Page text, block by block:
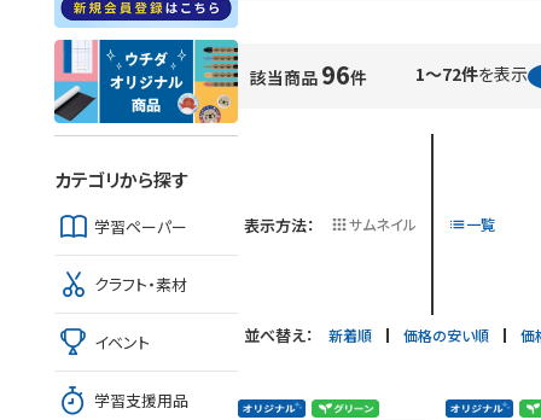
該当商品 96件 1～72件を表示
表示方法： サムネイル 一覧
並べ替え： 新着順 価格の安い順 価
カテゴリから探す
学習ペーパー
クラフト・素材
イベント
学習支援用品